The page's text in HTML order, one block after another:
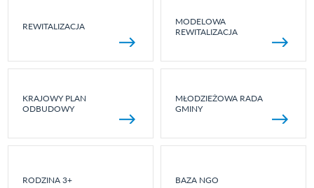
REWITALIZACJA
MODELOWA
REWITALIZACJA
KRAJOWY PLAN
ODBUDOWY
MŁODZIEŻOWA RADA
GMINY
RODZINA 3+ BAZA NGO